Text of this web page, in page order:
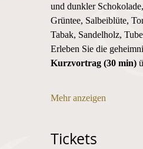
und dunkler
Grüntee, Salbeiblüte,
Tabak, Sandelholz,
Erleben Sie die
Kurzvortrag (30 min)
Mehr anzeigen
Tickets